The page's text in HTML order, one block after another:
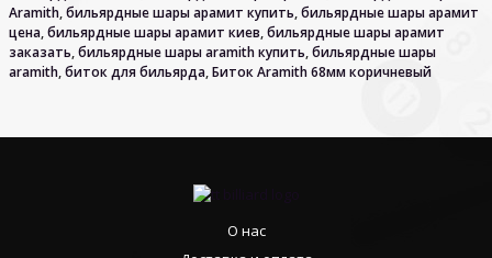
Aramith,бильярдные шары арамит купить,бильярдные шары арамит
цена,бильярдные шары арамит киев,бильярдные шары арамит
заказать,бильярдные шары aramith купить,бильярдные шары
aramith,биток для бильярда,Биток Aramith 68мм коричневый
О нас